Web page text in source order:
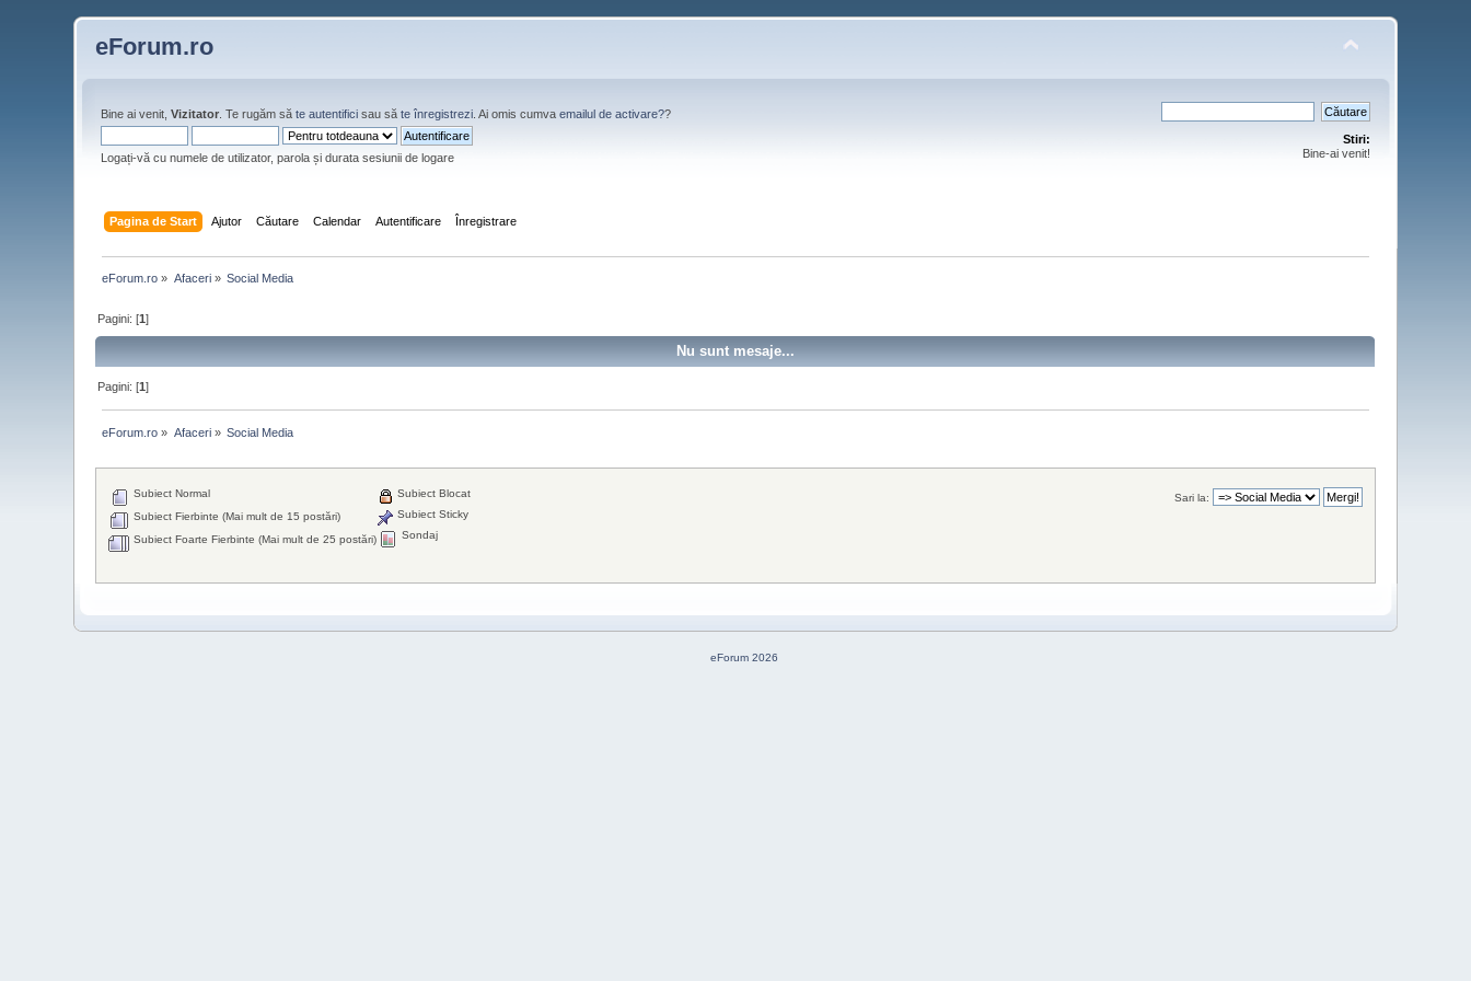
eForum.ro
Bine ai venit,Vizitator . Te rugăm săte autentifici sau săte înregistrezi . Ai omis cumvaemailul de activare??
Logați-vă cu numele de utilizator, parola și durata sesiunii de logare
Stiri:
Bine-ai venit!
Pagina de Start Ajutor Căutare Calendar Autentificare Înregistrare
eForum.ro » Afaceri» Social Media
Pagini: [1]
Nu sunt mesaje...
Pagini: [1]
eForum.ro » Afaceri» Social Media
Sari la:
Subiect Normal
Subiect Fierbinte (Mai mult de 15 postări)
Subiect Foarte Fierbinte (Mai mult de 25 postări)
Subiect Blocat
Subiect Sticky
Sondaj
eForum 2026